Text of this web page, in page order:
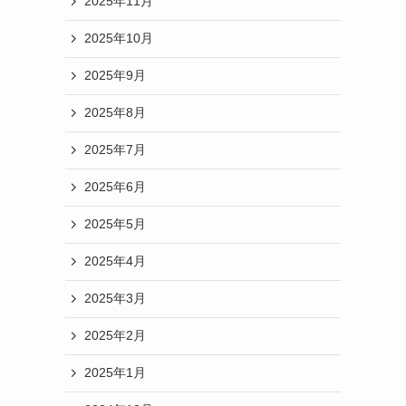
2025年10月
2025年9月
2025年8月
2025年7月
2025年6月
2025年5月
2025年4月
2025年3月
2025年2月
2025年1月